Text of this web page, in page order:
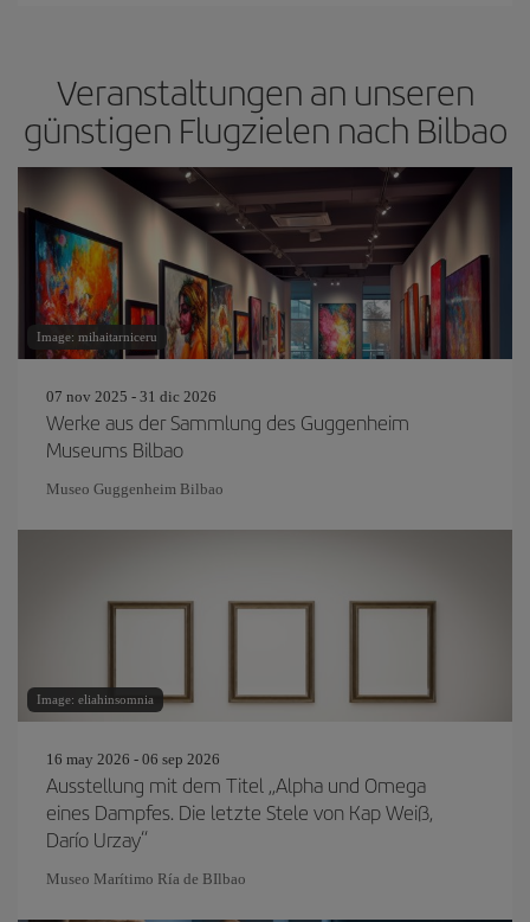
Veranstaltungen an unseren
günstigen Flugzielen nach Bilbao
Image: mihaitarniceru
07 nov 2025 - 31 dic 2026
Werke aus der Sammlung des Guggenheim
Museums Bilbao
Museo Guggenheim Bilbao
Image: eliahinsomnia
16 may 2026 - 06 sep 2026
Ausstellung mit dem Titel „Alpha und Omega
eines Dampfes. Die letzte Stele von Kap Weiß,
Darío Urzay“
Museo Marítimo Ría de BIlbao